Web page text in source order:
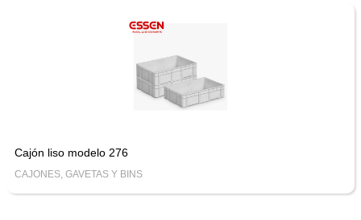
Cajón liso modelo 276
CAJONES, GAVETAS Y BINS